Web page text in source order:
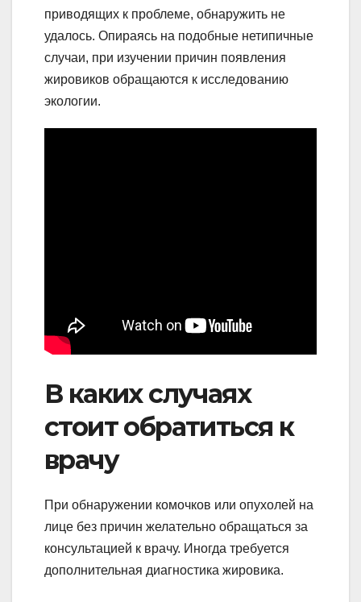
приводящих к проблеме, обнаружить не
удалось. Опираясь на подобные нетипичные
случаи, при изучении причин появления
жировиков обращаются к исследованию
экологии.
В каких случаях
стоит обратиться к
врачу
При обнаружении комочков или опухолей на
лице без причин желательно обращаться за
консультацией к врачу. Иногда требуется
дополнительная диагностика жировика.